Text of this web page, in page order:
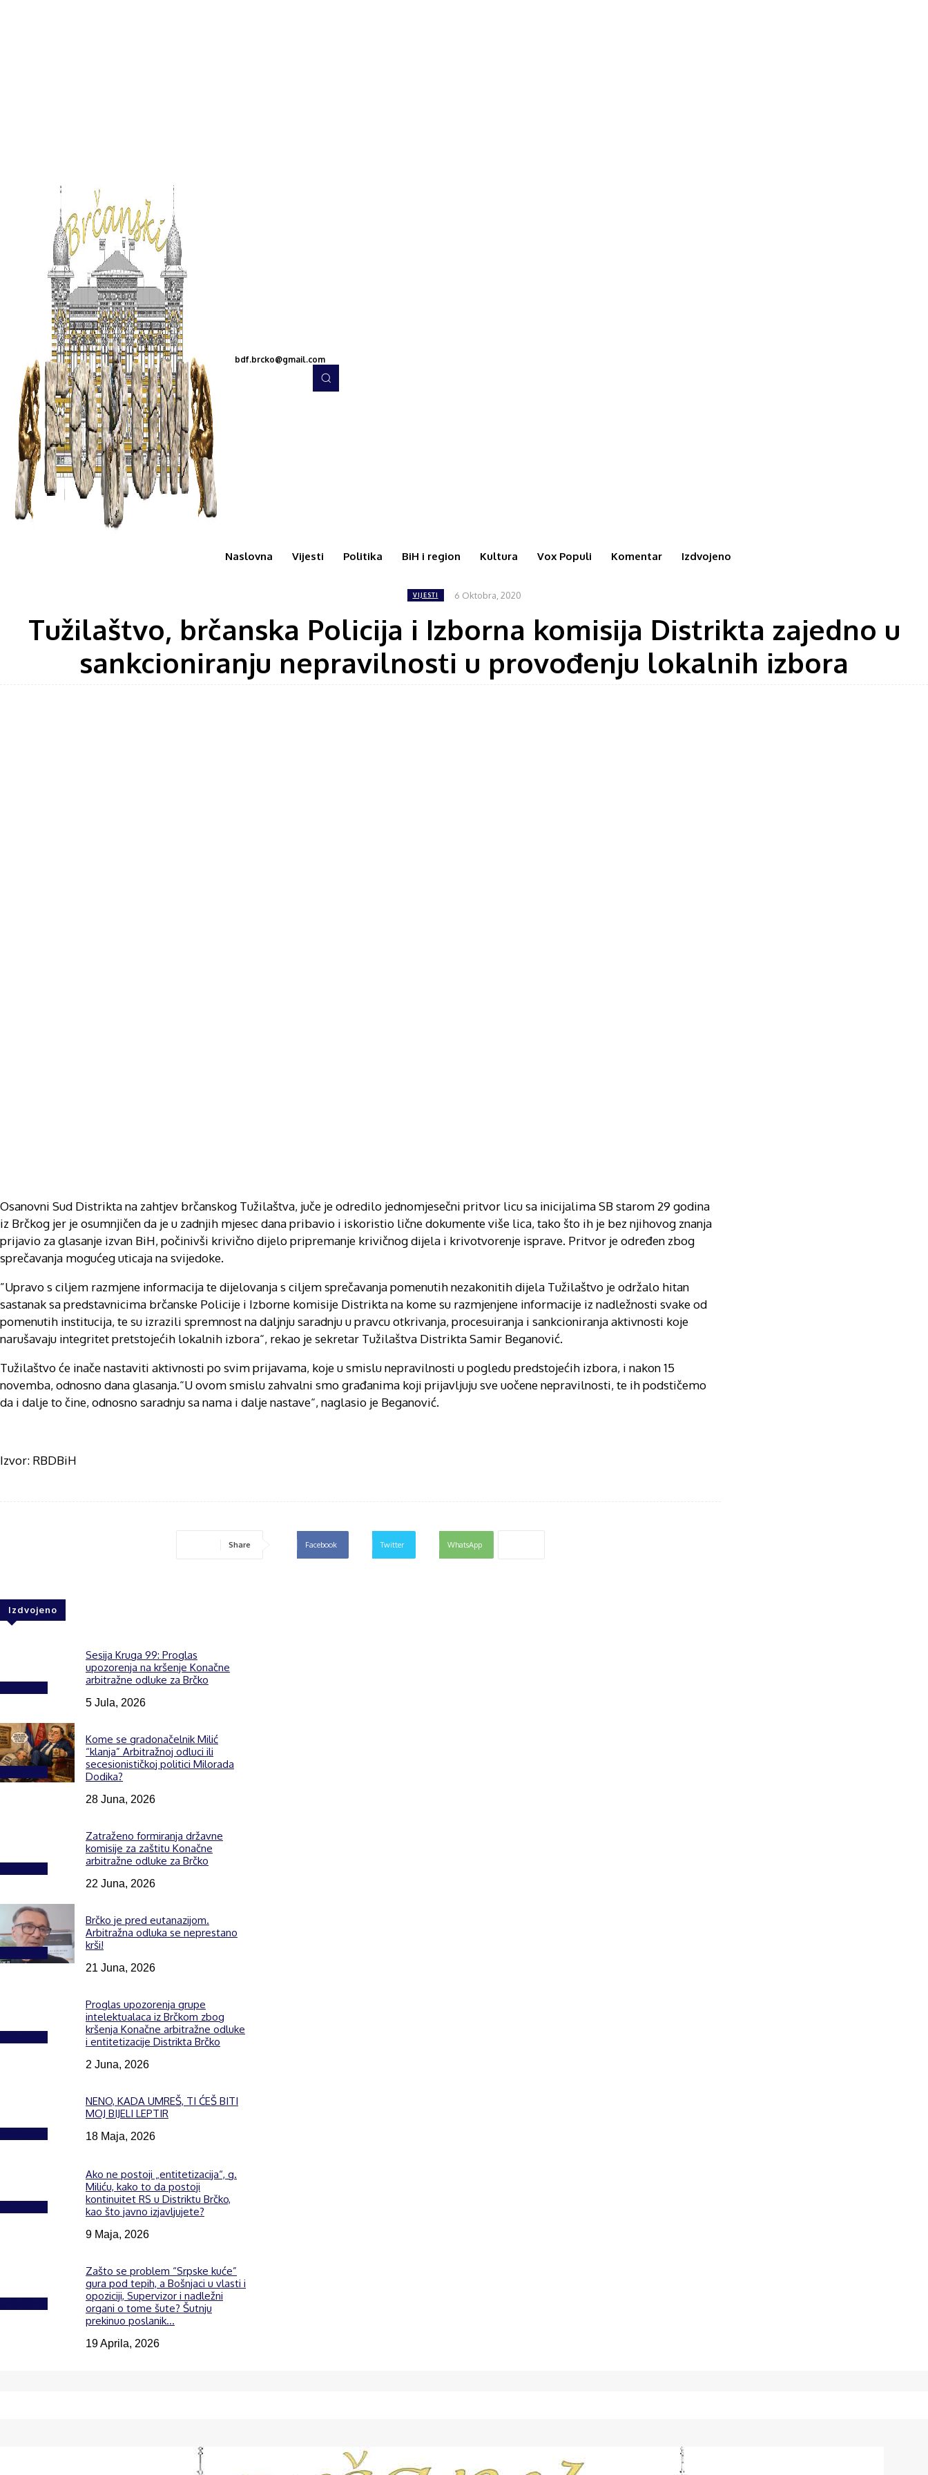
bdf.brcko@gmail.com
Naslovna Vijesti Politika BiH i region Kultura Vox Populi Komentar Izdvojeno
VIJESTI 6 Oktobra, 2020
Tužilaštvo, brčanska Policija i Izborna komisija Distrikta zajedno u
sankcioniranju nepravilnosti u provođenju lokalnih izbora
Osanovni Sud Distrikta na zahtjev brčanskog Tužilaštva, juče je odredilo jednomjesečni pritvor licu sa inicijalima SB starom 29 godina
iz Brčkog jer je osumnjičen da je u zadnjih mjesec dana pribavio i iskoristio lične dokumente više lica, tako što ih je bez njihovog znanja
prijavio za glasanje izvan BiH, počinivši krivično dijelo pripremanje krivičnog dijela i krivotvorenje isprave. Pritvor je određen zbog
sprečavanja mogućeg uticaja na svijedoke.
”Upravo s ciljem razmjene informacija te dijelovanja s ciljem sprečavanja pomenutih nezakonitih dijela Tužilaštvo je održalo hitan
sastanak sa predstavnicima brčanske Policije i Izborne komisije Distrikta na kome su razmjenjene informacije iz nadležnosti svake od
pomenutih institucija, te su izrazili spremnost na daljnju saradnju u pravcu otkrivanja, procesuiranja i sankcioniranja aktivnosti koje
narušavaju integritet pretstojećih lokalnih izbora“, rekao je sekretar Tužilaštva Distrikta Samir Beganović.
Tužilaštvo će inače nastaviti aktivnosti po svim prijavama, koje u smislu nepravilnosti u pogledu predstojećih izbora, i nakon 15
novemba, odnosno dana glasanja.“U ovom smislu zahvalni smo građanima koji prijavljuju sve uočene nepravilnosti, te ih podstičemo
da i dalje to čine, odnosno saradnju sa nama i dalje nastave“, naglasio je Beganović.
Izvor: RBDBiH
Share Facebook Twitter WhatsApp
Izdvojeno
Sesija Kruga 99: Proglas
upozorenja na kršenje Konačne
arbitražne odluke za Brčko
5 Jula, 2026
Kome se gradonačelnik Milić
“klanja” Arbitražnoj odluci ili
secesionističkoj politici Milorada
Dodika?
28 Juna, 2026
Zatraženo formiranja državne
komisije za zaštitu Konačne
arbitražne odluke za Brčko
22 Juna, 2026
Brčko je pred eutanazijom.
Arbitražna odluka se neprestano
krši!
21 Juna, 2026
Proglas upozorenja grupe
intelektualaca iz Brčkom zbog
kršenja Konačne arbitražne odluke
i entitetizacije Distrikta Brčko
2 Juna, 2026
NENO, KADA UMREŠ, TI ĆEŠ BITI
MOJ BIJELI LEPTIR
18 Maja, 2026
Ako ne postoji „entitetizacija“, g.
Miliću, kako to da postoji
kontinuitet RS u Distriktu Brčko,
kao što javno izjavljujete?
9 Maja, 2026
Zašto se problem “Srpske kuće”
gura pod tepih, a Bošnjaci u vlasti i
opoziciji, Supervizor i nadležni
organi o tome šute? Šutnju
prekinuo poslanik...
19 Aprila, 2026